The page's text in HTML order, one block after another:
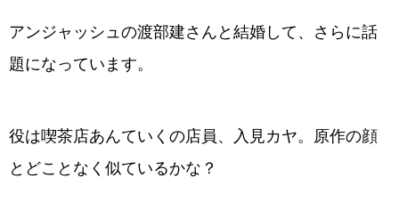
アンジャッシュの渡部建さんと結婚して、さらに話
題になっています。
役は喫茶店あんていくの店員、入見カヤ。原作の顔
とどことなく似ているかな？